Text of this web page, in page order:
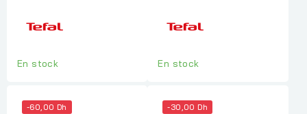
En stock En stock
-60,00 Dh -30,00 Dh